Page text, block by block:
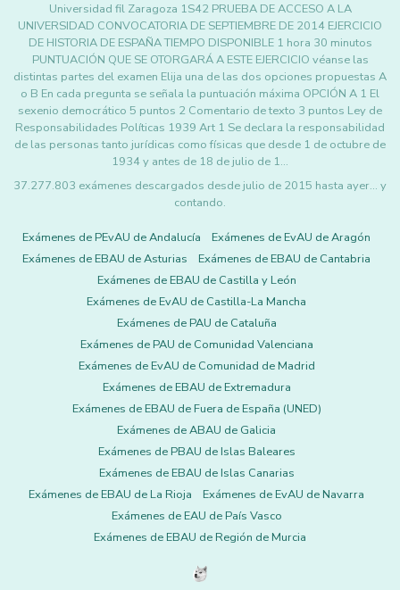
Universidad fil Zaragoza 1S42 PRUEBA DE ACCESO A LA
UNIVERSIDAD CONVOCATORIA DE SEPTIEMBRE DE 2014 EJERCICIO
DE HISTORIA DE ESPAÑA TIEMPO DISPONIBLE 1 hora 30 minutos
PUNTUACIÓN QUE SE OTORGARÁ A ESTE EJERCICIO véanse las
distintas partes del examen Elija una de las dos opciones propuestas A
o B En cada pregunta se señala la puntuación máxima OPCIÓN A 1 El
sexenio democrático 5 puntos 2 Comentario de texto 3 puntos Ley de
Responsabilidades Políticas 1939 Art 1 Se declara la responsabilidad
de las personas tanto jurídicas como físicas que desde 1 de octubre de
1934 y antes de 18 de julio de 1…
37.277.803 exámenes descargados desde julio de 2015 hasta ayer... y
contando.
Exámenes de PEvAU de Andalucía
Exámenes de EvAU de Aragón
Exámenes de EBAU de Asturias
Exámenes de EBAU de Cantabria
Exámenes de EBAU de Castilla y León
Exámenes de EvAU de Castilla-La Mancha
Exámenes de PAU de Cataluña
Exámenes de PAU de Comunidad Valenciana
Exámenes de EvAU de Comunidad de Madrid
Exámenes de EBAU de Extremadura
Exámenes de EBAU de Fuera de España (UNED)
Exámenes de ABAU de Galicia
Exámenes de PBAU de Islas Baleares
Exámenes de EBAU de Islas Canarias
Exámenes de EBAU de La Rioja
Exámenes de EvAU de Navarra
Exámenes de EAU de País Vasco
Exámenes de EBAU de Región de Murcia